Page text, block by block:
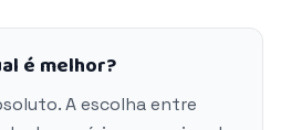
é melhor?
A escolha entre